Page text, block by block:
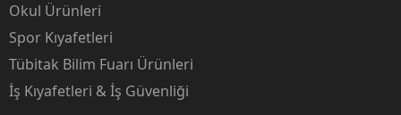
Okul Ürünleri
Spor Kıyafetleri
Tübitak Bilim Fuarı Ürünleri
İş Kıyafetleri & İş Güvenliği